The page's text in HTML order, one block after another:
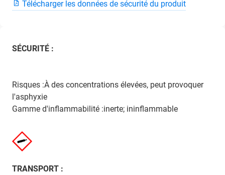
Télécharger les données de sécurité du produit
SÉCURITÉ :
Risques :À des concentrations élevées, peut provoquer
l'asphyxie
Gamme d'inflammabilité :inerte; ininflammable
TRANSPORT :